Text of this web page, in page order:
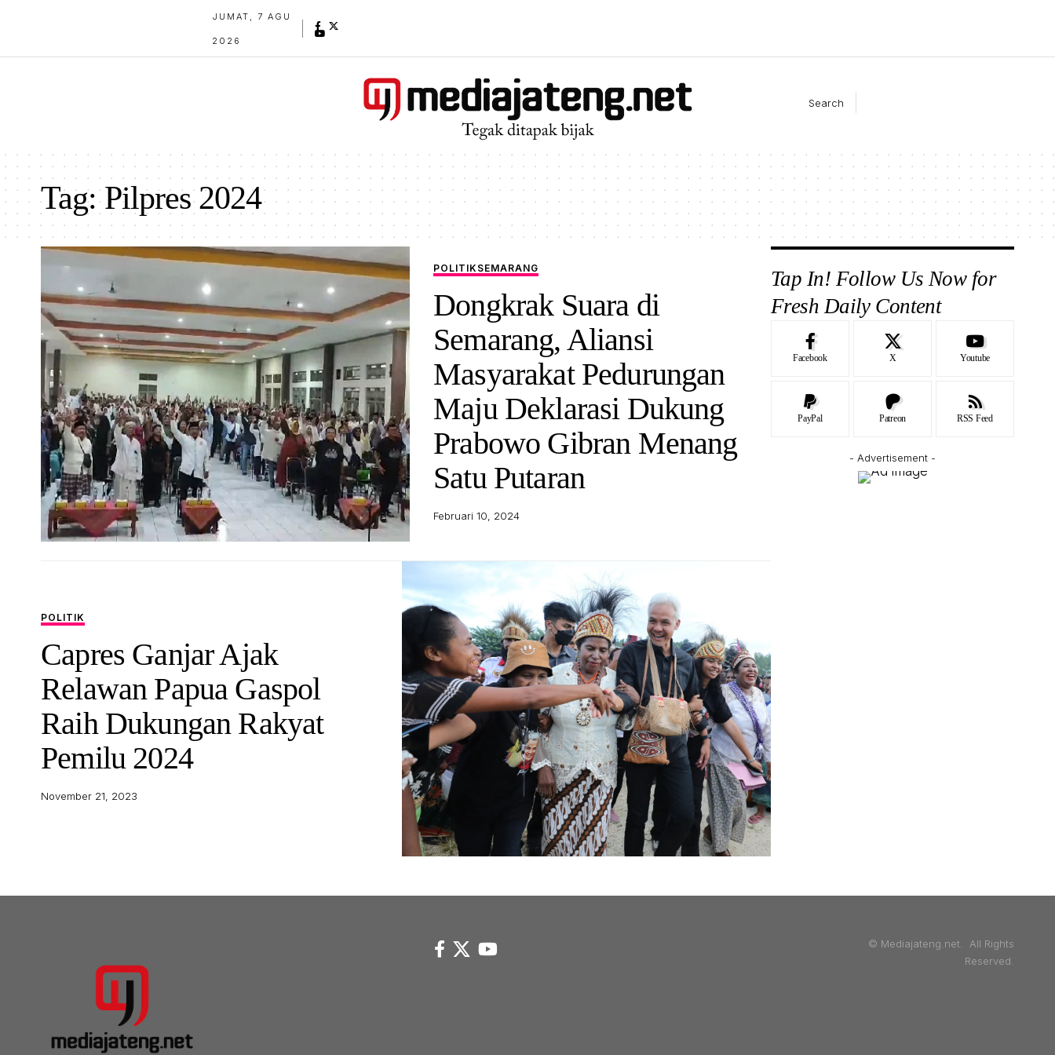
JUMAT, 7 AGU
2026
Search
Tag:Pilpres 2024
POLITIK SEMARANG
Dongkrak Suara di
Semarang, Aliansi
Masyarakat Pedurungan
Maju Deklarasi Dukung
Prabowo Gibran Menang
Satu Putaran
Februari 10, 2024
Capres nomor urut 3 Ganjar saat berada di Jayapura,
Papua. Foto: tim Ganjar
POLITIK
Capres Ganjar Ajak
Relawan Papua Gaspol
Raih Dukungan Rakyat
Pemilu 2024
November 21, 2023
Tap In! Follow Us Now for
Fresh Daily Content
Facebook X Youtube
PayPal Patreon RSS Feed
- Advertisement -
© Mediajateng.net. All Rights
Reserved.